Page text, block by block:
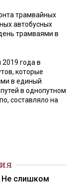
трамвайных
автобусных
трамваями в
года в
которые
в единый
в однопутном
составляло на
Не слишком